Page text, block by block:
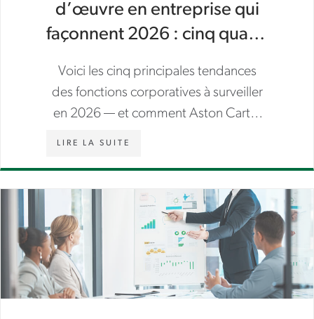
d’œuvre en entreprise qui
façonnent 2026 : cinq quarts
façon dont le travail se fait
Voici les cinq principales tendances
des fonctions corporatives à surveiller
en 2026 — et comment Aston Carter
LIRE LA SUITE